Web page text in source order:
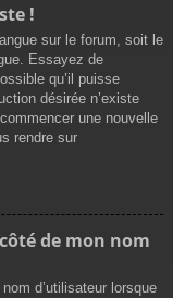
!
sur le forum, soit le
Essayez de
qu’il puisse
désirée n’existe
une nouvelle
rendre sur
de mon nom
d’utilisateur lorsque